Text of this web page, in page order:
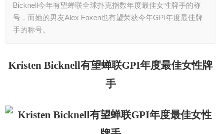
Bicknell今年有望蝉联全球扑克指数年度最佳女性牌手的称
号，而她的男友Alex Foxen也有望荣获今年GPI年度最佳牌
手的称号。
Kristen Bicknell有望蝉联GPI年度最佳女性牌
手